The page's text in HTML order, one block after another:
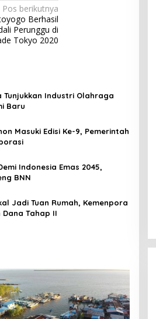
Pos berikutnya
Berhasil
Perunggu di
Tokyo 2020
Tunjukkan Industri Olahraga
Baru
Masuki Edisi Ke-9, Pemerintah
Indonesia Emas 2045,
BNN
Jadi Tuan Rumah, Kemenpora
Tahap II